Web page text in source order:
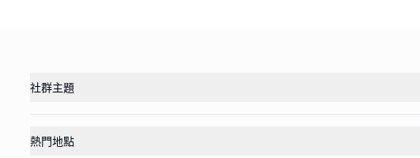
社群主題
熱門地點